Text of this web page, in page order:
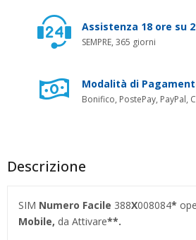
Assistenza 18 ore su
SEMPRE, 365 giorni
Modalità di
Bonifico, PostePay, PayPal,
Descrizione
SIM Numero Facile 388X008084*
Mobile, da Attivare**.